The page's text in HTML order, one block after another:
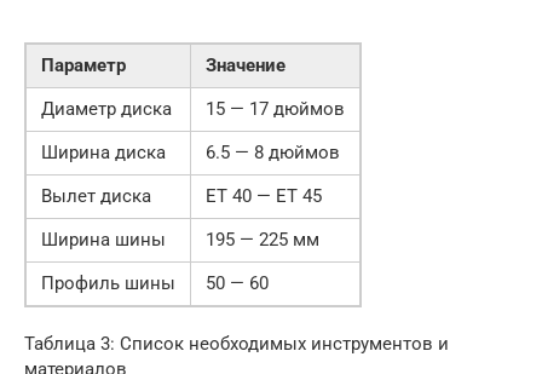
Параметр
Значение
Диаметр диска
15 — 17 дюймов
Ширина диска
6.5 — 8 дюймов
Вылет диска
ET 40 — ET 45
Ширина шины
195 — 225 мм
Профиль шины
50 — 60
Таблица 3: Список необходимых инструментов и
материалов